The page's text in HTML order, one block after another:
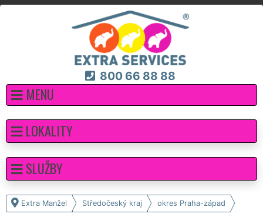
800 66 88 88
MENU
Extra Manžel Středočeský kraj okres Praha-západ
LOKALITY
SLUŽBY